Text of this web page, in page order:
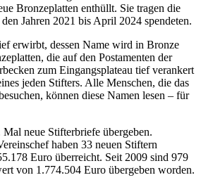
Bronzeplatten enthüllt. Sie tragen die
Jahren 2021 bis April 2024 spendeten.
erwirbt, dessen Name wird in Bronze
die auf den Postamenten der
zum Eingangsplateau tief verankert
jeden Stifters. Alle Menschen, die das
können diese Namen lesen – für
neue Stifterbriefe übergeben.
haben 33 neuen Stiftern
Euro überreicht. Seit 2009 sind 979
von 1.774.504 Euro übergeben worden.